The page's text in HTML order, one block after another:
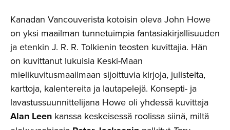
Kanadan Vancouverista kotoisin oleva John Howe
on yksi maailman tunnetuimpia fantasiakirjallisuuden
ja etenkin J. R. R. Tolkienin teosten kuvittajia. Hän
on kuvittanut lukuisia Keski-Maan
mielikuvitusmaailmaan sijoittuvia kirjoja, julisteita,
karttoja, kalentereita ja lautapelejä. Konsepti- ja
lavastussuunnittelijana Howe oli yhdessä kuvittaja
Alan Leen kanssa keskeisessä roolissa siinä, miltä